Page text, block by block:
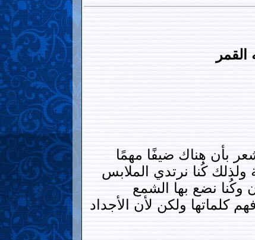
بأن هناك ضيفًا مهمًا
ولذلك كُنا نرتدي الملابس
وكُنا نضع بها الشمع
كلماتها ولكن لأن الأجداد